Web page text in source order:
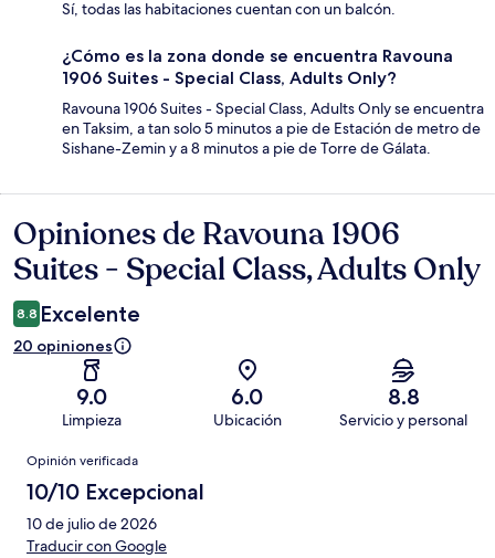
Sí, todas las habitaciones cuentan con un balcón.
¿Cómo es la zona donde se encuentra Ravouna
1906 Suites - Special Class, Adults Only?
Ravouna 1906 Suites - Special Class, Adults Only se encuentra
en Taksim, a tan solo 5 minutos a pie de Estación de metro de
Sishane-Zemin y a 8 minutos a pie de Torre de Gálata.
Opiniones
Opiniones de Ravouna 1906
Suites - Special Class, Adults Only
8.8 Excelente
20 opiniones
9.0
Limpieza
6.0
Ubicación
8.8
Servicio y personal
Opiniones
Opinión verificada
10/10 Excepcional
10 de julio de 2026
Traducir con Google